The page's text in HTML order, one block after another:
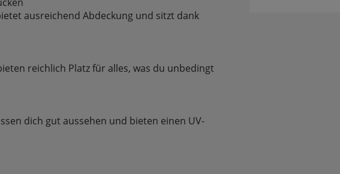
ausreichend Abdeckung und sitzt dank
reichlich Platz für alles, was du unbedingt
dich gut aussehen und bieten einen UV-